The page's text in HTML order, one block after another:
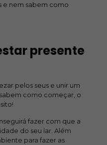
e nem sabem como
presente
pelos seus e unir um
como começar, o
fazer com que a
do seu lar. Além
para fazer as